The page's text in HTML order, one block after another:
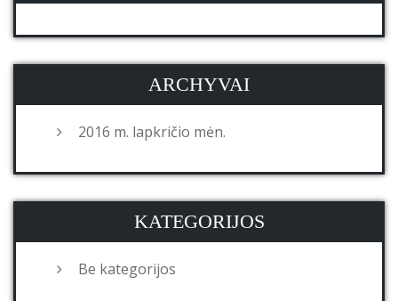
ARCHYVAI
2016 m. lapkričio mėn.
KATEGORIJOS
Be kategorijos